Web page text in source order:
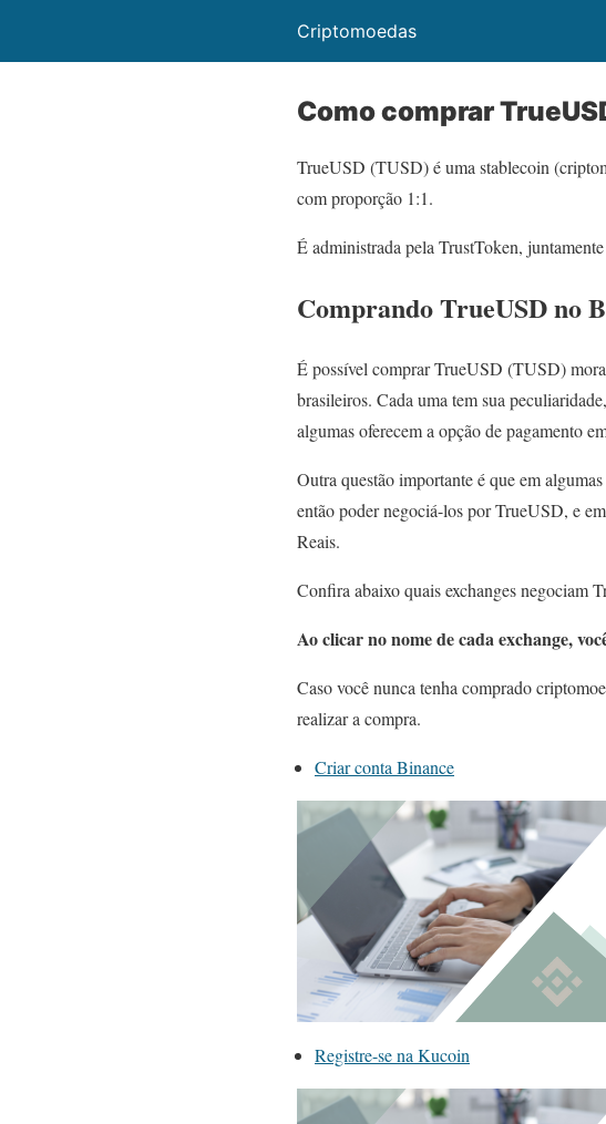
Criptomoedas
Como comprar
TrueUSD (TUSD) é uma stablecoin
com proporção 1:1.
É administrada pela TrustToken,
Comprando TrueUSD no
É possível comprar TrueUSD (TUSD)
brasileiros. Cada uma tem sua
algumas oferecem a opção de pagamento
Outra questão importante é que em
então poder negociá-los por TrueUSD, e
Reais.
Confira abaixo quais exchanges negociam
Ao clicar no nome de cada exchange,
Caso você nunca tenha comprado
realizar a compra.
Criar conta Binance
Registre-se na Kucoin